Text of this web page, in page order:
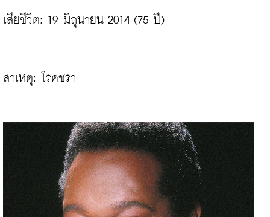
เสียชีวิต: 19 มิถุนายน 2014 (75 ปี)
สาเหตุ: โรคชรา